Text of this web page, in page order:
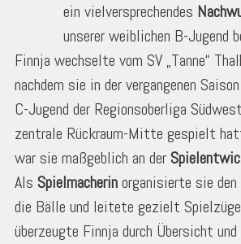
ein vielversprechendes
unserer weiblichen B-Jugend
Finnja wechselte vom SV „Tanne“
nachdem sie in der vergangenen
C-Jugend der Regionsoberliga
zentrale Rückraum-Mitte gespielt
war sie maßgeblich an der
Als Spielmacherinorganisierte sie
die Bälle und leitete gezielt
überzeugte Finnja durch Übersicht und